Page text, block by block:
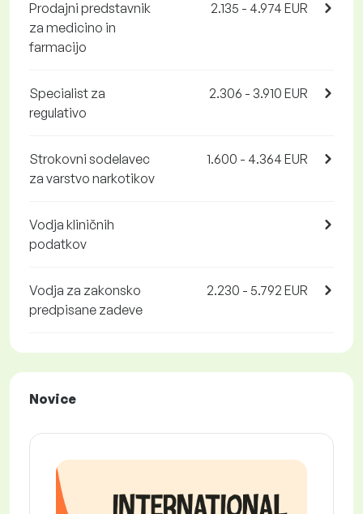
Prodajni predstavnik
za medicino in
farmacijo
2.135 - 4.974 EUR
Specialist za
regulativo
2.306 - 3.910 EUR
Strokovni sodelavec
za varstvo narkotikov
1.600 - 4.364 EUR
Vodja kliničnih
podatkov
Vodja za zakonsko
predpisane zadeve
2.230 - 5.792 EUR
Novice